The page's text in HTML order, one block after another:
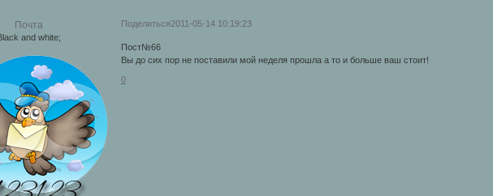
Поделиться2011-05-14 10:19:23
Почта
and white;
Пост№66
Вы до сих пор не поставили мой неделя прошла а то и больше ваш стоит!
0